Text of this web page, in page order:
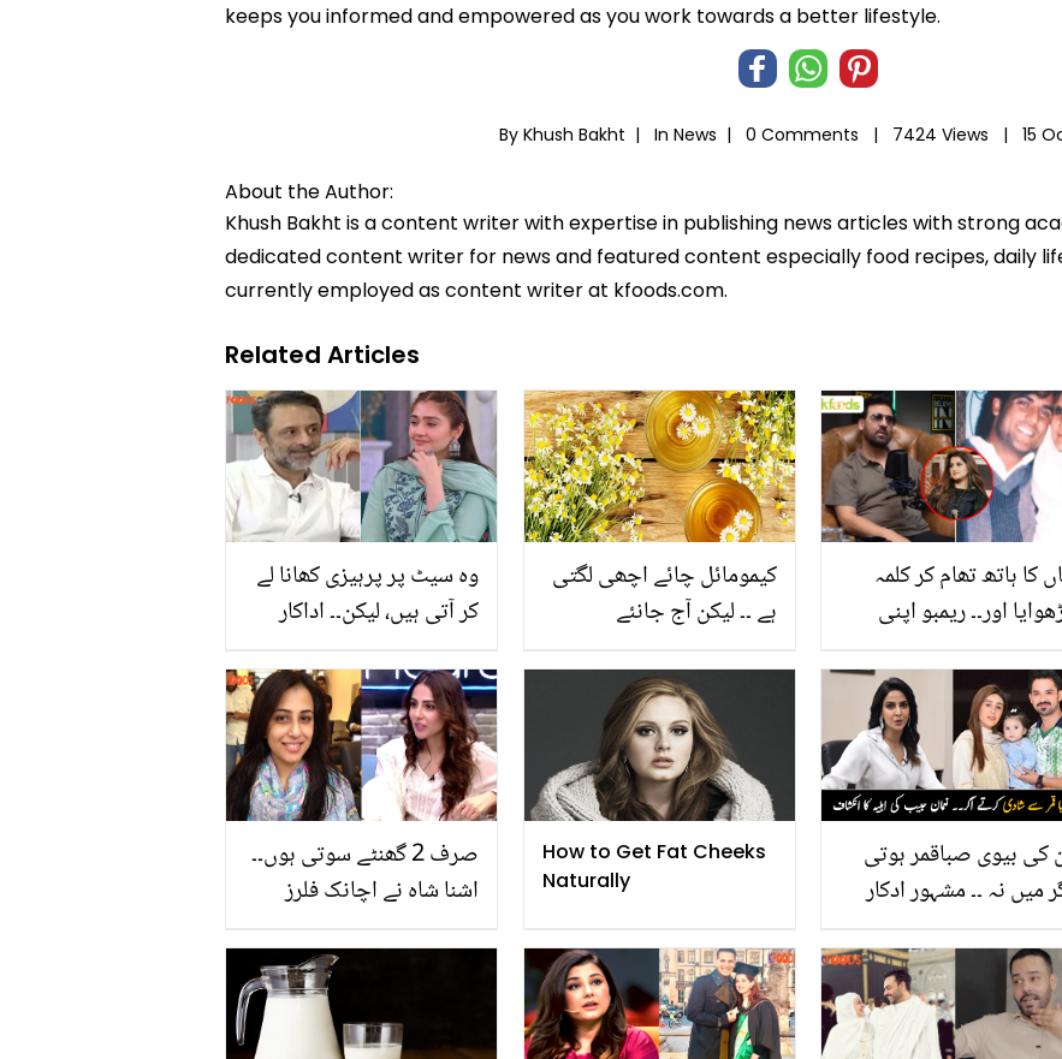
keeps you informed and empowered as you work towards a better lifestyle.
By Khush Bakht | In News | 0 Comments | 7424 Views | 15
About the Author:
Khush Bakht is a content writer with expertise in publishing news articles with strong
dedicated content writer for news and featured content especially food recipes, daily
currently employed as content writer at kfoods.com.
Related Articles
وہ سیٹ پر پرہیزی کھانا لے
کر آتی ہیں، لیکن۔۔ اداکار
موٹاپے کی وجہ بتا دی!
صارفین جان کر حیران
کیمومائل چائے اچھی لگتی
ہے ۔۔ لیکن آج جانئے
حیرت انگیز فوائد
کا ہاتھ تھام کر کلمہ
اور۔۔ ریمبو اپنی
ہوئے آبدیدہ! صاحبہ کا
کے ساتھ رویہ بھی بتا
صرف 2 گھنٹے سوتی ہوں۔۔
اشنا شاہ نے اچانک فلرز
خوفناک تجربہ بیان کردیا
How to Get Fat Cheeks
Naturally
کی بیوی صباقمر ہوتی
میں نہ ۔۔ مشہور ادکار
پہلی مرتبہ اپنی شادی سے
بڑا انکشاف کر دیا،